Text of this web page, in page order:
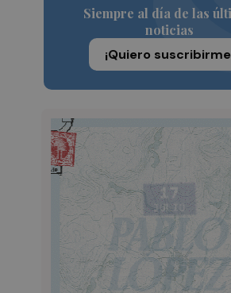
Siempre al día de las
noticias
¡Quiero